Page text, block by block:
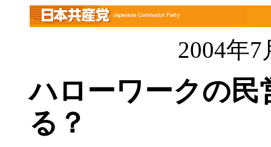
2004年
ハローワークの
る？